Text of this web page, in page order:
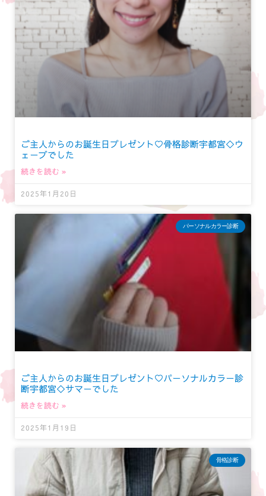
ご主人からのお誕生日プレゼント♡骨格診断宇都宮◇ウ
ェーブでした
続きを読む »
2025年1月20日
パーソナルカラー診断
ご主人からのお誕生日プレゼント♡パーソナルカラー診
断宇都宮◇サマーでした
続きを読む »
2025年1月19日
骨格診断